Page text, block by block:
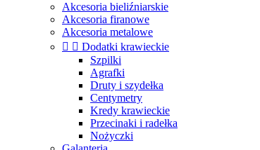
Akcesoria bieliźniarskie
Akcesoria firanowe
Akcesoria metalowe
  Dodatki krawieckie
Szpilki
Agrafki
Druty i szydełka
Centymetry
Kredy krawieckie
Przecinaki i radełka
Nożyczki